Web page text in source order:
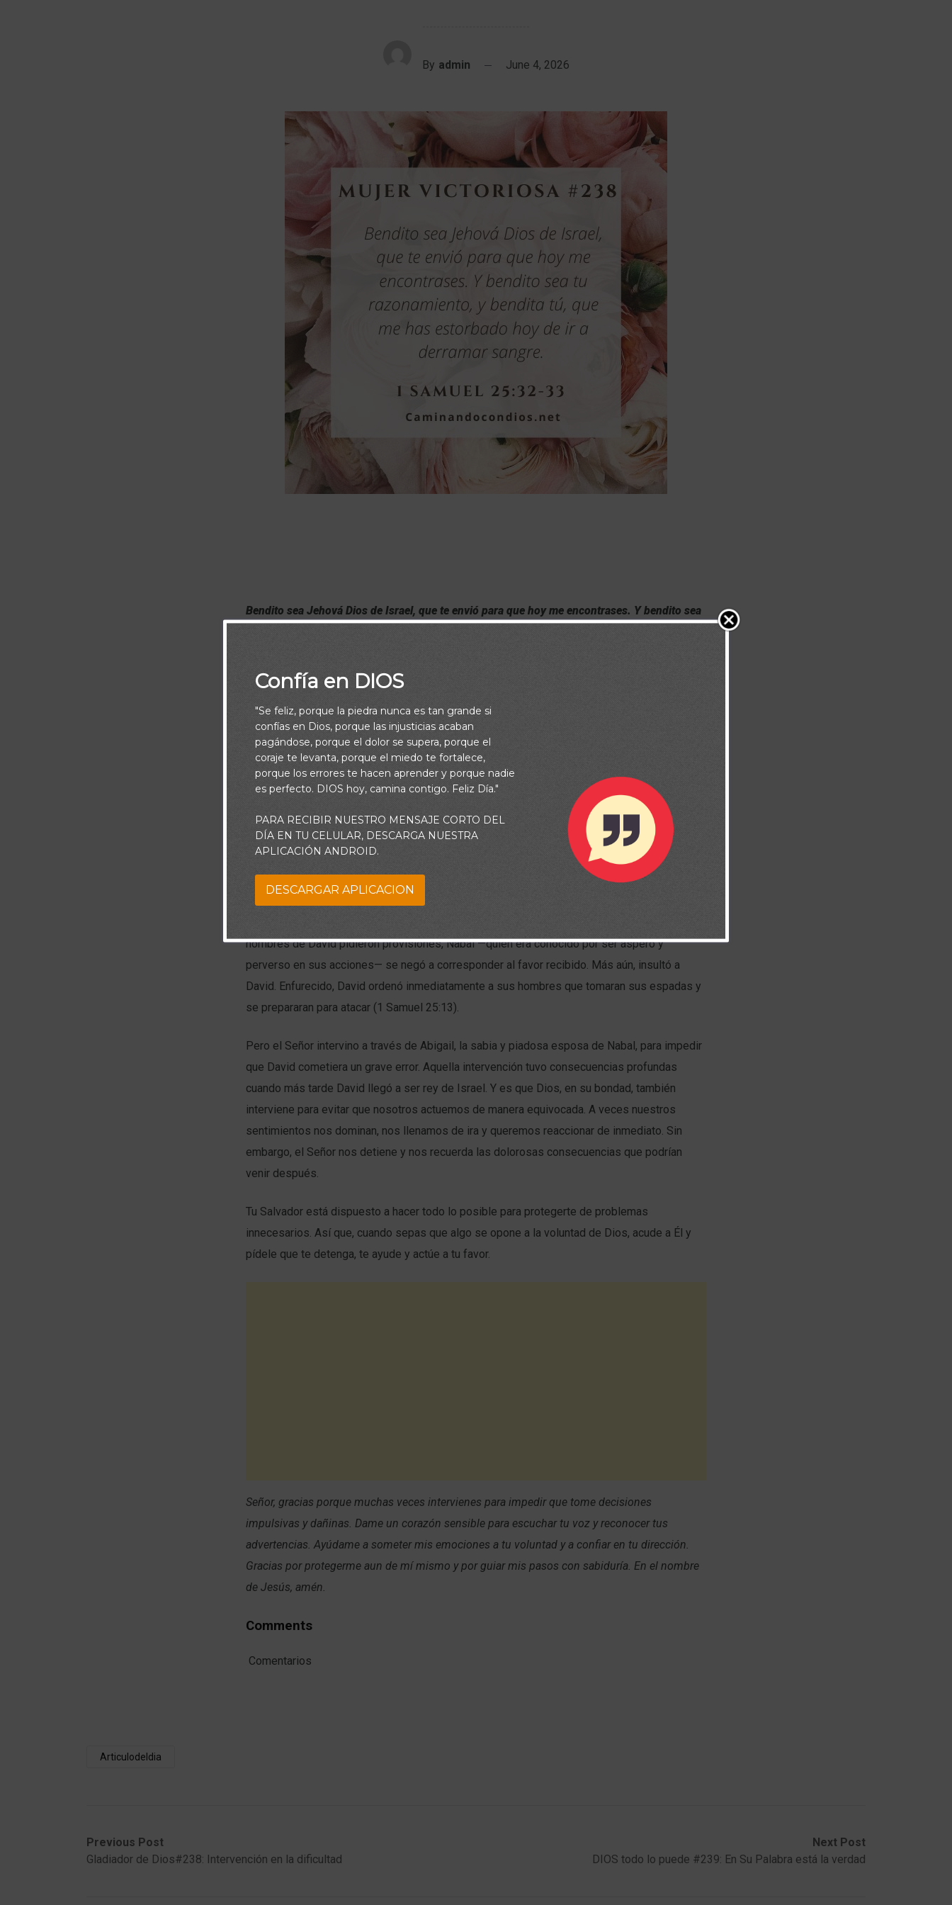
By admin June 4, 2026
Bendito sea Jehová Dios de Israel, que te envió para que hoy me encontrases. Y bendito sea
David estaba furioso. Él y sus hombres habían protegido a los pastores y rebaños de un
hombres de David pidieron provisiones, Nabal —quien era conocido por ser áspero y
perverso en sus acciones— se negó a corresponder al favor recibido. Más aún, insultó a
David. Enfurecido, David ordenó inmediatamente a sus hombres que tomaran sus espadas y
se prepararan para atacar (1 Samuel 25:13).
Pero el Señor intervino a través de Abigail, la sabia y piadosa esposa de Nabal, para impedir
que David cometiera un grave error. Aquella intervención tuvo consecuencias profundas
cuando más tarde David llegó a ser rey de Israel. Y es que Dios, en su bondad, también
interviene para evitar que nosotros actuemos de manera equivocada. A veces nuestros
sentimientos nos dominan, nos llenamos de ira y queremos reaccionar de inmediato. Sin
embargo, el Señor nos detiene y nos recuerda las dolorosas consecuencias que podrían
venir después.
Tu Salvador está dispuesto a hacer todo lo posible para protegerte de problemas
innecesarios. Así que, cuando sepas que algo se opone a la voluntad de Dios, acude a Él y
pídele que te detenga, te ayude y actúe a tu favor.
Señor, gracias porque muchas veces intervienes para impedir que tome decisiones
impulsivas y dañinas. Dame un corazón sensible para escuchar tu voz y reconocer tus
advertencias. Ayúdame a someter mis emociones a tu voluntad y a confiar en tu dirección.
Gracias por protegerme aun de mí mismo y por guiar mis pasos con sabiduría. En el nombre
de Jesús, amén.
Comments
Comentarios
Articulodeldia
Previous Post
Gladiador de Dios#238: Intervención en la dificultad
Next Post
DIOS todo lo puede #239: En Su Palabra está la verdad
Confía en DIOS
"Se feliz, porque la piedra nunca es tan grande si
confías en Dios, porque las injusticias acaban
pagándose, porque el dolor se supera, porque el
coraje te levanta, porque el miedo te fortalece,
porque los errores te hacen aprender y porque nadie
es perfecto. DIOS hoy, camina contigo. Feliz Día."
PARA RECIBIR NUESTRO MENSAJE CORTO DEL
DÍA EN TU CELULAR, DESCARGA NUESTRA
APLICACIÓN ANDROID.
DESCARGAR APLICACION